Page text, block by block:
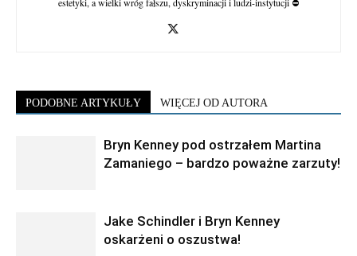
PODOBNE ARTYKUŁY WIĘCEJ OD AUTORA
Bryn Kenney pod ostrzałem Martina
Zamaniego – bardzo poważne zarzuty!
Jake Schindler i Bryn Kenney
oskarżeni o oszustwa!